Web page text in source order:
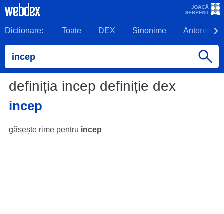
Dictionare: Toate DEX Sinonime Antonime
definiția incep definiție dex
incep
găsește rime pentru incep